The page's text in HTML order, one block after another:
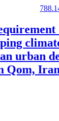
urban
Qom, Iran